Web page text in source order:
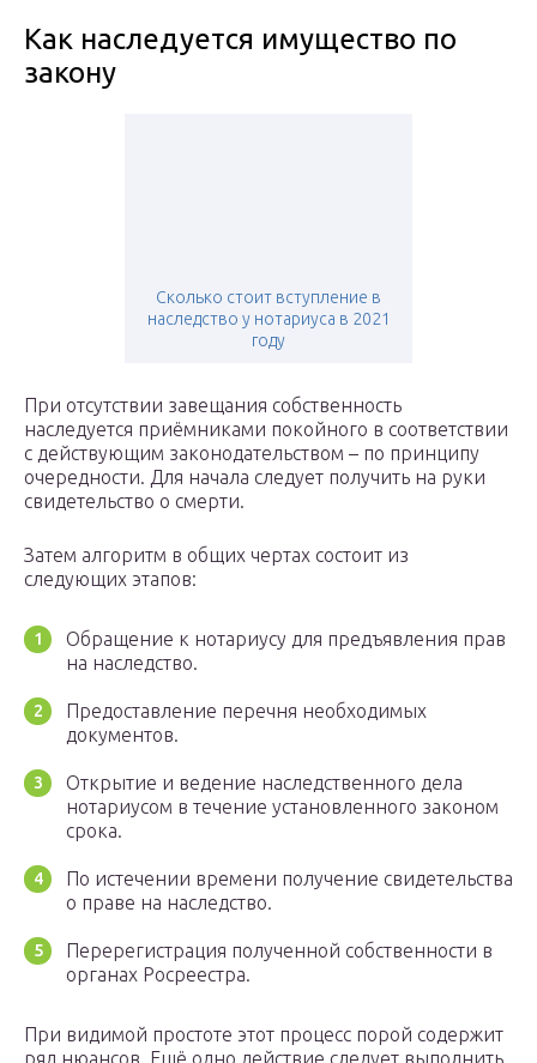
Как наследуется имущество по
закону
Сколько стоит вступление в
наследство у нотариуса в 2021
году
При отсутствии завещания собственность
наследуется приёмниками покойного в соответствии
с действующим законодательством – по принципу
очередности. Для начала следует получить на руки
свидетельство о смерти.
Затем алгоритм в общих чертах состоит из
следующих этапов:
Обращение к нотариусу для предъявления прав
на наследство.
Предоставление перечня необходимых
документов.
Открытие и ведение наследственного дела
нотариусом в течение установленного законом
срока.
По истечении времени получение свидетельства
о праве на наследство.
Перерегистрация полученной собственности в
органах Росреестра.
При видимой простоте этот процесс порой содержит
ряд нюансов. Ещё одно действие следует выполнить